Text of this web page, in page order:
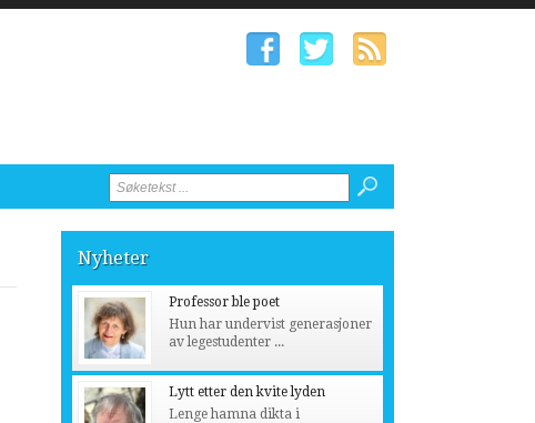
Nyheter
Professor ble poet
Hun har undervist generasjoner
av legestudenter ...
Lytt etter den kvite lyden
Lenge hamna dikta i